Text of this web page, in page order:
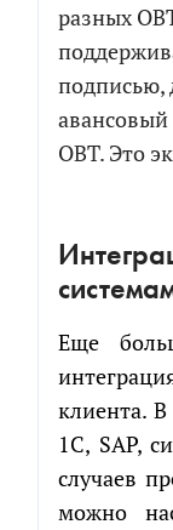
разных
подписью,
авансовый
OBT. Это
Еще
клиента. В
1С, SAP,
случаев
можно